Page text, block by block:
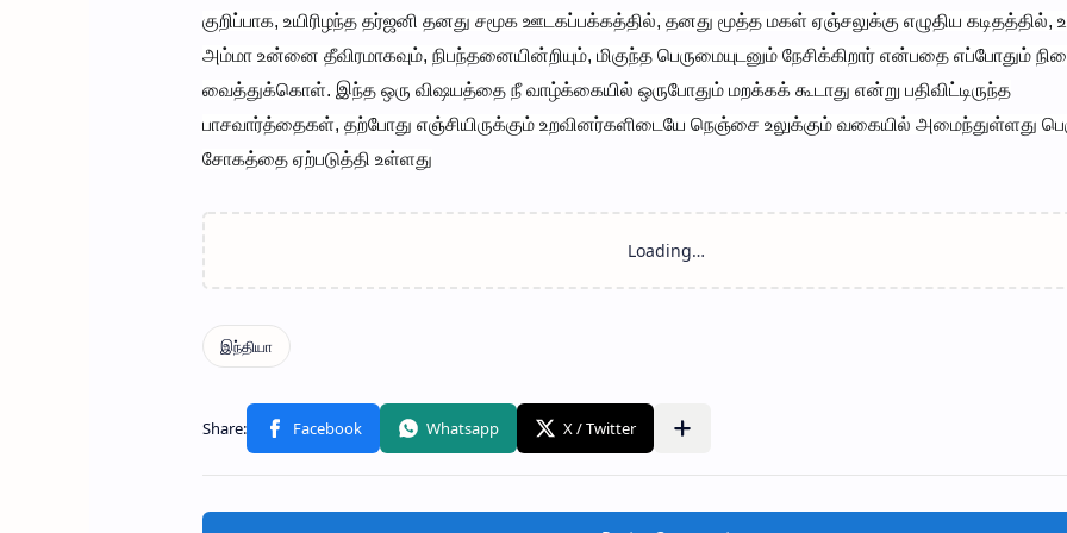
குறிப்பாக, உயிரிழந்த தர்ஜனி தனது சமூக ஊடகப்பக்கத்தில், தனது மூத்த மகள் ஏஞ்சலுக்கு எழுதிய கடிதத்தில்,
அம்மா உன்னை தீவிரமாகவும், நிபந்தனையின்றியும், மிகுந்த பெருமையுடனும் நேசிக்கிறார் என்பதை எப்போதும்
வைத்துக்கொள். இந்த ஒரு விஷயத்தை நீ வாழ்க்கையில் ஒருபோதும் மறக்கக் கூடாது என்று பதிவிட்டிருந்த
பாசவார்த்தைகள், தற்போது எஞ்சியிருக்கும் உறவினர்களிடையே நெஞ்சை உலுக்கும் வகையில் அமைந்துள்ளது
சோகத்தை ஏற்படுத்தி உள்ளது